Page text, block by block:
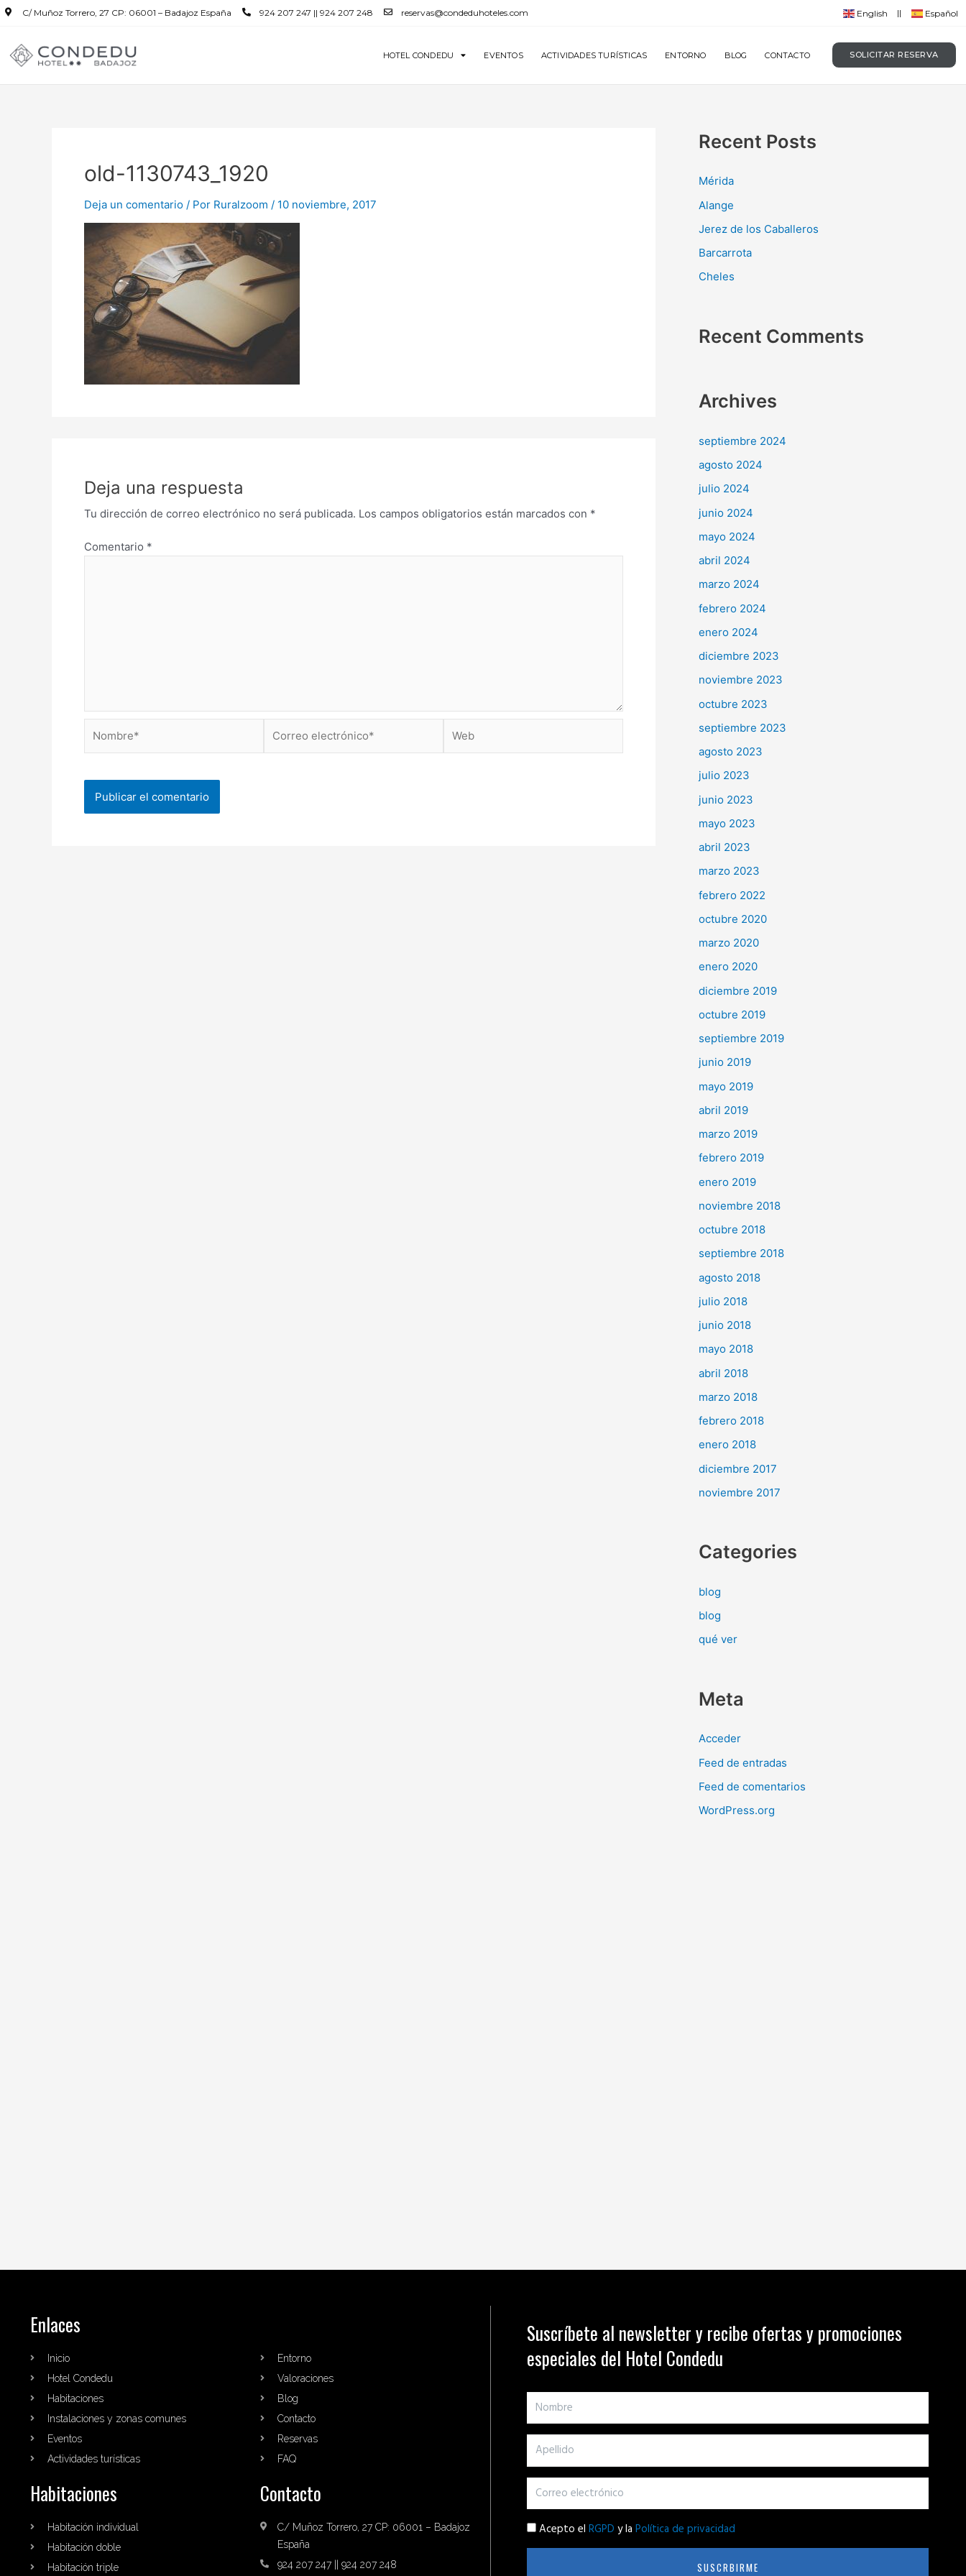
C/ Muñoz Torrero, 27 CP: 06001 – Badajoz España 924 207 247 || 924 207 248 reservas@condeduhoteles.com English Español
HOTEL CONDEDU EVENTOS ACTIVIDADES TURÍSTICAS ENTORNO BLOG CONTACTO SOLICITAR RESERVA
old-1130743_1920
Deja un comentario / Por Ruralzoom / 10 noviembre, 2017
Deja una respuesta
Tu dirección de correo electrónico no será publicada. Los campos obligatorios están marcados con *
Comentario *
Recent Posts
Mérida
Alange
Jerez de los Caballeros
Barcarrota
Cheles
Recent Comments
Archives
septiembre 2024
agosto 2024
julio 2024
junio 2024
mayo 2024
abril 2024
marzo 2024
febrero 2024
enero 2024
diciembre 2023
noviembre 2023
octubre 2023
septiembre 2023
agosto 2023
julio 2023
junio 2023
mayo 2023
abril 2023
marzo 2023
febrero 2022
octubre 2020
marzo 2020
enero 2020
diciembre 2019
octubre 2019
septiembre 2019
junio 2019
mayo 2019
abril 2019
marzo 2019
febrero 2019
enero 2019
noviembre 2018
octubre 2018
septiembre 2018
agosto 2018
julio 2018
junio 2018
mayo 2018
abril 2018
marzo 2018
febrero 2018
enero 2018
diciembre 2017
noviembre 2017
Categories
blog
blog
qué ver
Meta
Acceder
Feed de entradas
Feed de comentarios
WordPress.org
Enlaces
Inicio
Hotel Condedu
Habitaciones
Instalaciones y zonas comunes
Eventos
Actividades turísticas
Entorno
Valoraciones
Blog
Contacto
Reservas
FAQ
Habitaciones
Habitación individual
Habitación doble
Habitación triple
Contacto
C/ Muñoz Torrero, 27 CP: 06001 – Badajoz
España
924 207 247 || 924 207 248
Suscríbete al newsletter y recibe ofertas y promociones
especiales del Hotel Condedu
Acepto el RGPD y la Política de privacidad
SUSCRBIRME